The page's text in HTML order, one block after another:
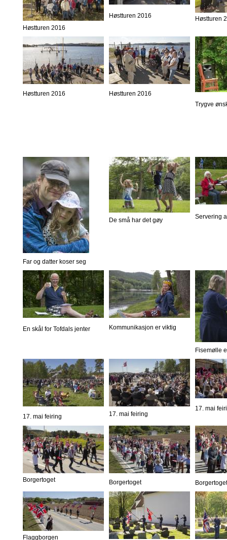
Høstturen 2016
Høstturen 2016 Høstturen
Høstturen 2016
Høstturen 2016
Trygve
Far og datter koser seg
De små har det gøy Servering
En skål for Tofdals jenter Kommunikasjon er viktig
Fisemølle
17. mai feiring 17. mai feiring
17. mai
Borgertoget Borgertoget Borgertoget
Flaggborgen